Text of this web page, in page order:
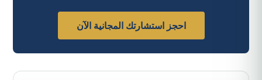
احجز استشارتك المجانية الآن